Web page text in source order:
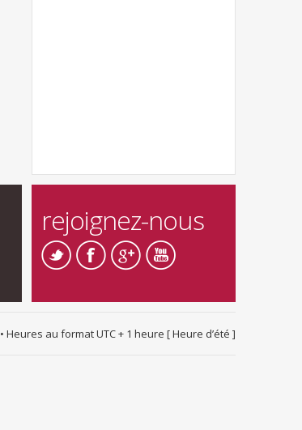
rejoignez-nous
• Heures au format UTC + 1 heure [ Heure d’été ]